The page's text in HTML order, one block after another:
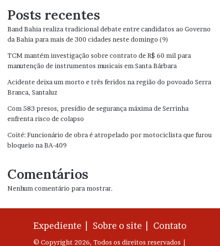
Posts recentes
Band Bahia realiza tradicional debate entre candidatos ao Governo
da Bahia para mais de 300 cidades neste domingo (9)
TCM mantém investigação sobre contrato de R$ 60 mil para
manutenção de instrumentos musicais em Santa Bárbara
Acidente deixa um morto e três feridos na região do povoado Serra
Branca, Santaluz
Com 583 presos, presídio de segurança máxima de Serrinha
enfrenta risco de colapso
Coité: Funcionário de obra é atropelado por motociclista que furou
bloqueio na BA-409
Comentários
Nenhum comentário para mostrar.
Expediente | Sobre o site | Contato
© Copyright 2026, Todos os direitos reservados |